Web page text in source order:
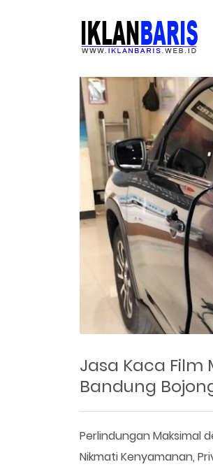
Jasa Kaca Film
Bandung
Perlindungan Maksimal
Nikmati Kenyamanan,